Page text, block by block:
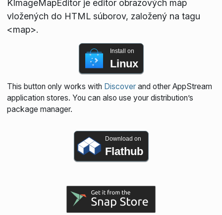
KImageMapEditor je editor obrazových máp
vložených do HTML súborov, založený na tagu
<map>.
Install on
Linux
This button only works with Discoverand other AppStream
application stores. You can also use your distribution’s
package manager.
Download on
Flathub